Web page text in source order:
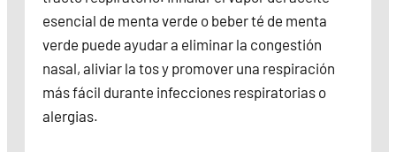
esencial de menta verde o beber té de menta
verde puede ayudar a eliminar la congestión
nasal, aliviar la tos y promover una respiración
más fácil durante infecciones respiratorias o
alergias.